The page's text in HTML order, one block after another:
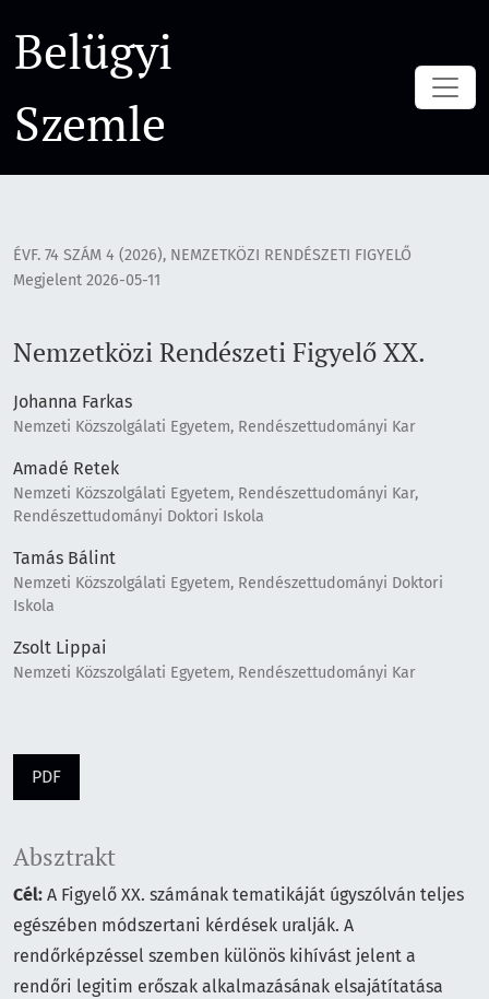
Belügyi
Szemle
ÉVF. 74 SZÁM 4 (2026), NEMZETKÖZI RENDÉSZETI FIGYELŐ
Nemzetközi Rendészeti Figyelő XX.
Megjelent 2026-05-11
Johanna Farkas
Nemzeti Közszolgálati Egyetem, Rendészettudományi Kar
Amadé Retek
Nemzeti Közszolgálati Egyetem, Rendészettudományi Kar,
Rendészettudományi Doktori Iskola
Tamás Bálint
Nemzeti Közszolgálati Egyetem, Rendészettudományi Doktori
Iskola
Zsolt Lippai
Nemzeti Közszolgálati Egyetem, Rendészettudományi Kar
PDF
Absztrakt
Cél: A Figyelő XX. számának tematikáját úgyszólván teljes
egészében módszertani kérdések uralják. A
rendőrképzéssel szemben különös kihívást jelent a
rendőri legitim erőszak alkalmazásának elsajátítatása